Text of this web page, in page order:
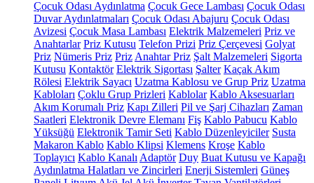
Çocuk Odası Aydınlatma Çocuk Gece Lambası Çocuk Odası
Duvar Aydınlatmaları Çocuk Odası Abajuru Çocuk Odası
Avizesi Çocuk Masa Lambası Elektrik Malzemeleri Priz ve
Anahtarlar Priz Kutusu Telefon Prizi Priz Çerçevesi Golyat
Priz Nümeris Priz Priz Anahtar Priz Şalt Malzemeleri Sigorta
Kutusu Kontaktör Elektrik Sigortası Şalter Kaçak Akım
Rölesi Elektrik Sayacı Uzatma Kablosu ve Grup Priz Uzatma
Kabloları Çoklu Grup Prizleri Kablolar Kablo Aksesuarları
Akım Korumalı Priz Kapı Zilleri Pil ve Şarj Cihazları Zaman
Saatleri Elektronik Devre Elemanı Fiş Kablo Pabucu Kablo
Yüksüğü Elektronik Tamir Seti Kablo Düzenleyiciler Susta
Makaron Kablo Kablo Klipsi Klemens Kroşe Kablo
Toplayıcı Kablo Kanalı Adaptör Duy Buat Kutusu ve Kapağı
Aydınlatma Halatları ve Zincirleri Enerji Sistemleri Güneş